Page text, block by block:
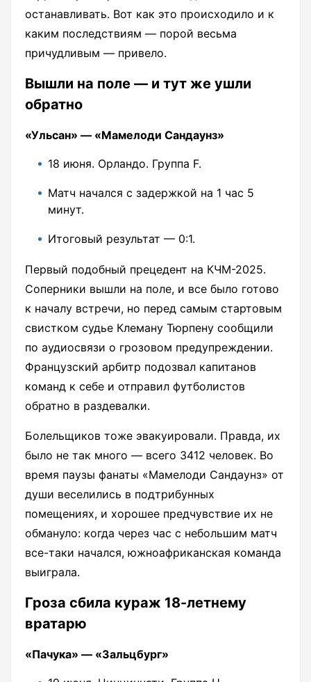
останавливать. Вот как это происходило и к
каким последствиям — порой весьма
причудливым — привело.
Вышли на поле — и тут же ушли
обратно
«Ульсан» — «Мамелоди Сандаунз»
18 июня. Орландо. Группа F.
Матч начался с задержкой на 1 час 5
минут.
Итоговый результат — 0:1.
Первый подобный прецедент на КЧМ-2025.
Соперники вышли на поле, и все было готово
к началу встречи, но перед самым стартовым
свистком судье Клеману Тюрпену сообщили
по аудиосвязи о грозовом предупреждении.
Французский арбитр подозвал капитанов
команд к себе и отправил футболистов
обратно в раздевалки.
Болельщиков тоже эвакуировали. Правда, их
было не так много — всего 3412 человек. Во
время паузы фанаты «Мамелоди Сандаунз» от
души веселились в подтрибунных
помещениях, и хорошее предчувствие их не
обмануло: когда через час с небольшим матч
все-таки начался, южноафриканская команда
выиграла.
Гроза сбила кураж 18-летнему
вратарю
«Пачука» — «Зальцбург»